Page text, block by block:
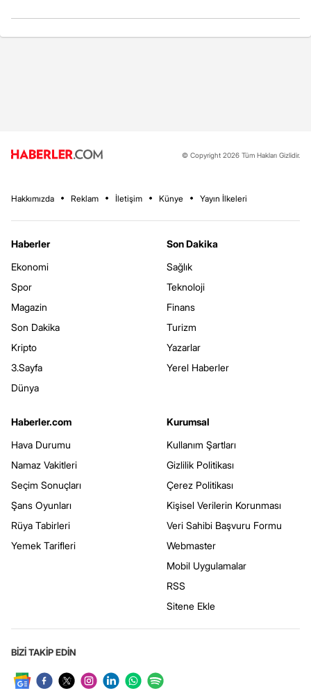
© Copyright 2026 Tüm Hakları Gizlidir.
Hakkımızda Reklam İletişim Künye Yayın İlkeleri
Haberler
Ekonomi
Spor
Magazin
Son Dakika
Kripto
3.Sayfa
Dünya
Son Dakika
Sağlık
Teknoloji
Finans
Turizm
Yazarlar
Yerel Haberler
Haberler.com
Hava Durumu
Namaz Vakitleri
Seçim Sonuçları
Şans Oyunları
Rüya Tabirleri
Yemek Tarifleri
Kurumsal
Kullanım Şartları
Gizlilik Politikası
Çerez Politikası
Kişisel Verilerin Korunması
Veri Sahibi Başvuru Formu
Webmaster
Mobil Uygulamalar
RSS
Sitene Ekle
BİZİ TAKİP EDİN